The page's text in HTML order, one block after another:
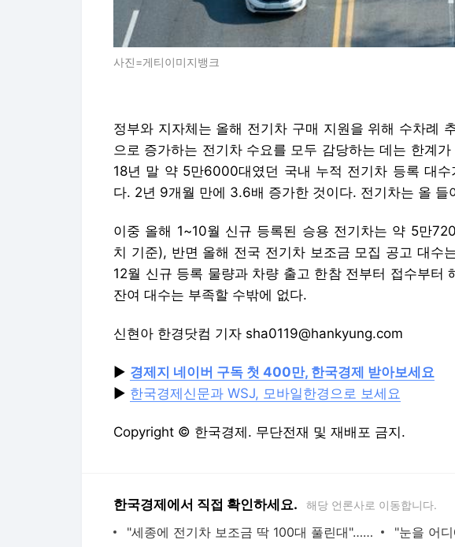
사진=게티이미지뱅크
정부와 지자체는 올해 전기차 구매 지원을 위해 수차례
으로 증가하는 전기차 수요를 모두 감당하는 데는 한계
18년 말 약 5만6000대였던 국내 누적 전기차 등록 대
다. 2년 9개월 만에 3.6배 증가한 것이다. 전기차는 올 들
이중 올해 1~10월 신규 등록된 승용 전기차는 약 5만
치 기준), 반면 올해 전국 전기차 보조금 모집 공고 대수
12월 신규 등록 물량과 차량 출고 한참 전부터 접수부터
잔여 대수는 부족할 수밖에 없다.
신현아 한경닷컴 기자 sha0119@hankyung.com
▶ 경제지 네이버 구독 첫 400만, 한국경제 받아보세요
▶ 한국경제신문과 WSJ, 모바일한경으로 보세요
Copyright © 한국경제. 무단전재 및 재배포 금지.
한국경제에서 직접 확인하세요. 해당 언론사로 이동합니다.
"세종에 전기차 보조금 딱 100대 풀린대"…전국서 '관심 집중'